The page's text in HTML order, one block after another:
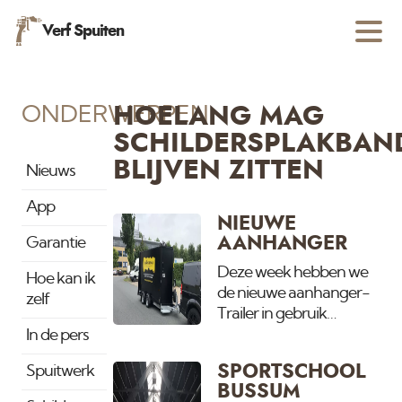
Verf Spuiten
ONDERWERPEN
Nieuws
App
Garantie
Hoe kan ik
zelf
In de pers
Spuitwerk
HOELANG MAG
BLIJVEN ZITTEN
NIEUWE
AANHANGER
Deze week hebben we
de nieuwe aanhanger-
Trailer in gebruik
wij op meerdere grote
projecten tegelijk
SPORTSCHOOL
BUSSUM